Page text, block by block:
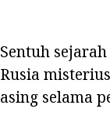
Sentuh
Rusia
asing selama